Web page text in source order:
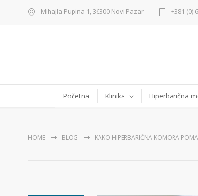
Mihajla Pupina 1, 36300 Novi Pazar +381 (0)
Početna Klinika Hiperbarična
HOME BLOG KAKO HIPERBARIČNA KOMORA